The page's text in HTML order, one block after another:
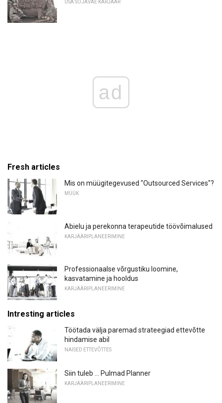
USA SÕJAVÄE KARJÄÄR
ad
Fresh articles
Mis on müügitegevused "Outsourced Services"?
MÜÜK
Abielu ja perekonna terapeutide töövõimalused
KARJÄÄRIPLANEERIMINE
Professionaalse võrgustiku loomine,
kasvatamine ja hooldus
KARJÄÄRIPLANEERIMINE
Intresting articles
Töötada välja paremad strateegiad ettevõtte
hindamise abil
NAISED ETTEVÕTTES
Siin tuleb ... Pulmad Planner
KARJÄÄRIPLANEERIMINE